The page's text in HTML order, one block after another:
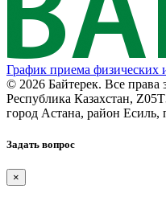
График приема физических
© 2026 Байтерек. Все
Республика Казахстан,
город Астана, район
Задать вопрос
×